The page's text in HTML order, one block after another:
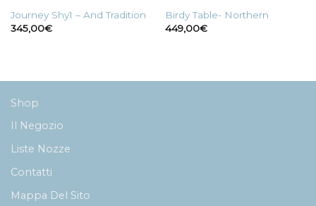
Journey Shy1 – And Tradition
345,00€
Birdy Table- Northern
449,00€
Shop
Il Negozio
Liste Nozze
Contatti
Mappa Del Sito